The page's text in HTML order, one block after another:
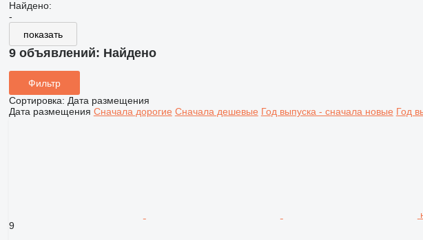
Найдено:
-
показать
9 объявлений: Найдено
Фильтр
Сортировка: Дата размещения
Дата размещения Сначала дорогие Сначала дешевые Год выпуска - сначала новые Год
9